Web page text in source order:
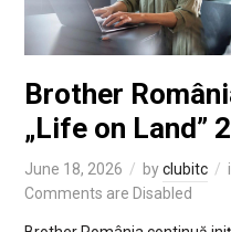
Brother
„Life on Land”
June 18, 2026 byclubitc
Comments are Disabled